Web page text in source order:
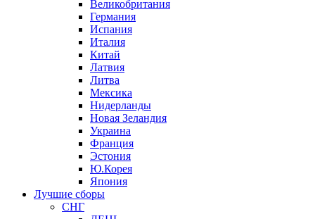
Великобритания
Германия
Испания
Италия
Китай
Латвия
Литва
Мексика
Нидерланды
Новая Зеландия
Украина
Франция
Эстония
Ю.Корея
Япония
Лучшие сборы
СНГ